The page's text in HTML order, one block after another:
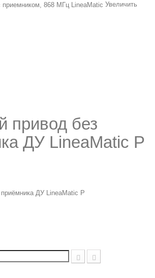
Увеличить
привод без
ДУ LineaMatic P
ДУ LineaMatic P